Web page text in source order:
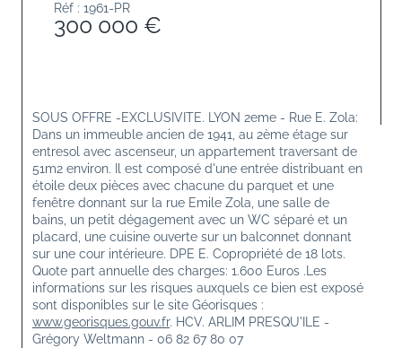
Réf : 1961-PR
300 000 €
SOUS OFFRE -EXCLUSIVITE. LYON 2eme - Rue E. Zola:
Dans un immeuble ancien de 1941, au 2ème étage sur
entresol avec ascenseur, un appartement traversant de
51m2 environ. Il est composé d'une entrée distribuant en
étoile deux pièces avec chacune du parquet et une
fenêtre donnant sur la rue Emile Zola, une salle de
bains, un petit dégagement avec un WC séparé et un
placard, une cuisine ouverte sur un balconnet donnant
sur une cour intérieure. DPE E. Copropriété de 18 lots.
Quote part annuelle des charges: 1.600 Euros .Les
informations sur les risques auxquels ce bien est exposé
sont disponibles sur le site Géorisques :
www.georisques.gouv.fr. HCV. ARLIM PRESQU'ILE -
Grégory Weltmann - 06 82 67 80 07